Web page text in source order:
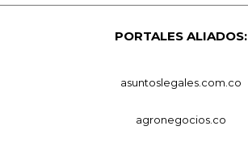
PORTALES ALIADOS:
asuntoslegales.com.co
agronegocios.co